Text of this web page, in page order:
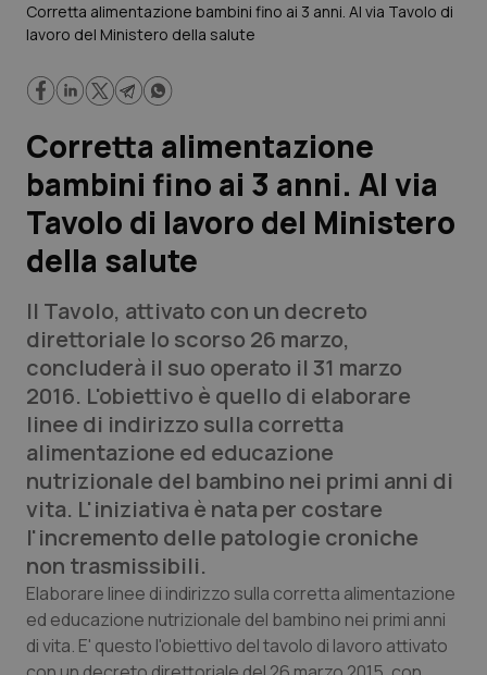
Governo e Parlamento
Regioni e Asl
Lavoro e Professioni
Scienza e Farmaci
Studi e Analisi
Lettere al direttore
Edizioni Regionali
QS Pro
Professionisti Sanitari.AI
Abruzzo
Basilicata
Calabria
QS Pro Gold
Artrite & artrosi
Asma & BPCO
QS Club Newsletter
Corretta alimentazione bambini fino ai 3 anni. Al via Tavolo di
lavoro del Ministero della salute
Corretta alimentazione
bambini fino ai 3 anni. Al via
Tavolo di lavoro del Ministero
della salute
Il Tavolo, attivato con un decreto
direttoriale lo scorso 26 marzo,
concluderà il suo operato il 31 marzo
2016. L'obiettivo è quello di elaborare
linee di indirizzo sulla corretta
alimentazione ed educazione
nutrizionale del bambino nei primi anni di
vita. L'iniziativa è nata per costare
l'incremento delle patologie croniche
non trasmissibili.
Elaborare linee di indirizzo sulla corretta alimentazione
ed educazione nutrizionale del bambino nei primi anni
di vita. E' questo l'obiettivo del tavolo di lavoro attivato